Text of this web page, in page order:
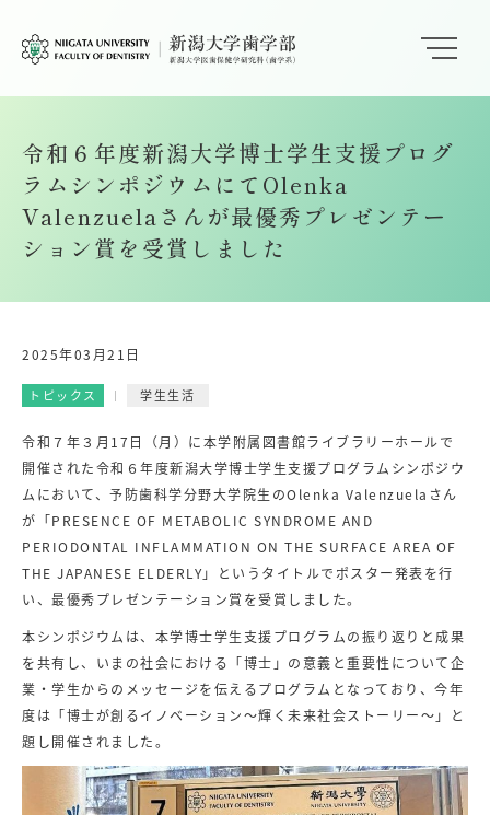
令和６年度新潟大学博士学生支援プログ
ラムシンポジウムにてOlenka
Valenzuelaさんが最優秀プレゼンテー
ション賞を受賞しました
2025年03月21日
トピックス 学生生活
令和７年３月17日（月）に本学附属図書館ライブラリーホールで
開催された令和６年度新潟大学博士学生支援プログラムシンポジウ
ムにおいて、予防歯科学分野大学院生のOlenka Valenzuelaさん
が「PRESENCE OF METABOLIC SYNDROME AND
PERIODONTAL INFLAMMATION ON THE SURFACE AREA OF
THE JAPANESE ELDERLY」というタイトルでポスター発表を行
い、最優秀プレゼンテーション賞を受賞しました。
本シンポジウムは、本学博士学生支援プログラムの振り返りと成果
を共有し、いまの社会における「博士」の意義と重要性について企
業・学生からのメッセージを伝えるプログラムとなっており、今年
度は「博士が創るイノベーション～輝く未来社会ストーリー～」と
題し開催されました。